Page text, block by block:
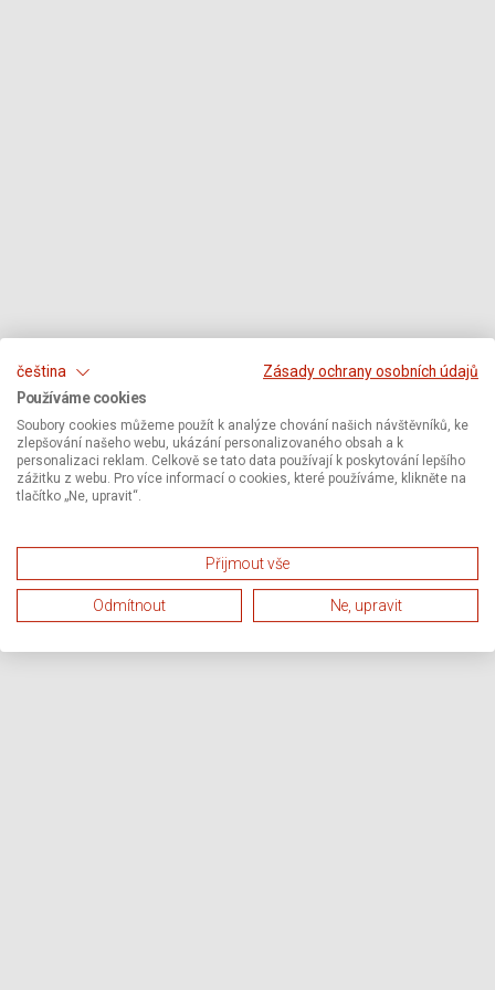
čeština
Zásady ochrany osobních údajů
Používáme cookies
Soubory cookies můžeme použít k analýze chování našich návštěvníků, ke
zlepšování našeho webu, ukázání personalizovaného obsah a k
personalizaci reklam. Celkově se tato data používají k poskytování lepšího
zážitku z webu. Pro více informací o cookies, které používáme, klikněte na
tlačítko „Ne, upravit“.
Přijmout vše
Odmítnout Ne, upravit